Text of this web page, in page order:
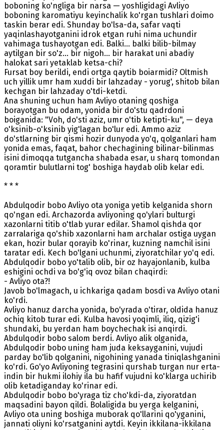
boboning ko'ngliga bir narsa — yoshligidagi Avliyo
boboning karomatiyu keyinchalik ko'rgan tushlari doimo
taskin berar edi. Shunday bo'lsa-da, safar vaqti
yaqinlashayotganini idrok etgan ruhi nima uchundir
vahimaga tushayotgan edi. Balki... balki bilib-bilmay
aytilgan bir so'z... bir nigoh... bir harakat uni abadiy
halokat sari yetaklab ketsa-chi?
Fursat boy berildi, endi ortga qaytib boiarmidi? Oltmish
uch yillik umr ham xuddi bir lahzaday - yorug', shitob bilan
kechgan bir lahzaday o'tdi-ketdi.
Ana shuning uchun ham Avliyo otaning qoshiga
borayotgan bu odam, yonida bir do'stu qadrdoni
boiganida: "Voh, do'sti aziz, umr o'tib ketipti-ku", — deya
o'ksinib-o'ksinib yig'lagan bo'lur edi. Ammo aziz
do'stlarning bir qismi hozir dunyoda yo'q, qolganlari ham
yonida emas, faqat, bahor chechagining bilinar-bilinmas
isini dimoqqa tutgancha shabada esar, u sharq tomondan
qoramtir bulutlarni tog' boshiga haydab olib kelar edi.
* * *
Abdulqodir bobo Avliyo ota yoniga yetib kelganida shorn
qo'ngan edi. Archazorda avliyoning qo'ylari bulturgi
xazonlarni titib o'tlab yurar edilar. Shamol qishda qor
zarralariga qo'shib xazonlarni ham archalar ostiga uygan
ekan, hozir bular qorayib ko'rinar, kuzning namchil isini
taratar edi. Kech bo'lgani uchunmi, ziyoratchilar yo'q edi.
Abdulqodir bobo yo'talib olib, bir oz hayajonlanib, kulba
eshigini ochdi va bo'g'iq ovoz bilan chaqirdi:
- Avliyo ota?!
Javob bo'lmagach, u ichkariga qadam bosdi va Avliyo otani
ko'rdi.
Avliyo hanuz darcha yonida, bo'yrada o'tirar, oldida hanuz
ochiq kitob turar edi. Kulba havosi yoqimli, iliq, qizig'i
shundaki, bu yerdan ham boychechak isi anqirdi.
Abdulqodir bobo salom berdi. Avliyo alik olganida,
Abdulqodir bobo uning ham juda keksayganini, vujudi
parday bo'lib qolganini, nigohining yanada tiniqlashganini
ko'rdi. Go'yo Avliyoning tegrasini qurshab turgan nur erta-
indin bir hukmi ilohiy ila bu hafif vujudni ko'klarga uchirib
olib ketadiganday ko'rinar edi.
Abdulqodir bobo bo'yraga tiz cho'kdi-da, ziyoratdan
maqsadini bayon qildi. Bolaligida bu yerga kelganini,
Avliyo ota uning boshiga muborak qo'llarini qo'yganini,
jannati oliyni ko'rsatganini aytdi. Keyin ikkilana-ikkilana